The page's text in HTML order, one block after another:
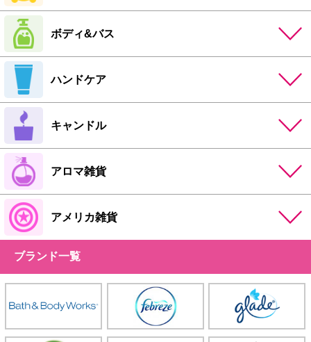
ボディ&バス
ハンドケア
キャンドル
アロマ雑貨
アメリカ雑貨
ブランド一覧